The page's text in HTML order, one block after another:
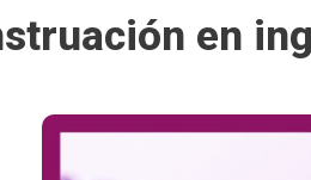
en